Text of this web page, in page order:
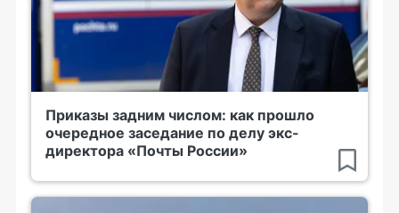
Приказы задним числом: как прошло
очередное заседание по делу экс-
директора «Почты России»